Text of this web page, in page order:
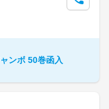
ンボ 50巻函入